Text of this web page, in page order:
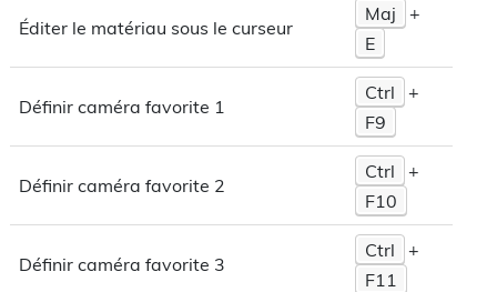
Éditer le matériau sous le curseur
Maj
+
E
Définir caméra favorite 1
Ctrl
+
F9
Définir caméra favorite 2
Ctrl
+
F10
Définir caméra favorite 3
Ctrl
+
F11